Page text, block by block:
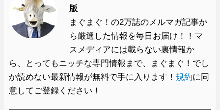
版
まぐまぐ！の2万誌のメルマガ記事か
ら厳選した情報を毎日お届け！！マ
スメディアには載らない裏情報か
ら、とってもニッチな専門情報まで、まぐまぐ！でし
か読めない最新情報が無料で手に入ります！ 規約に同
意してご登録ください！